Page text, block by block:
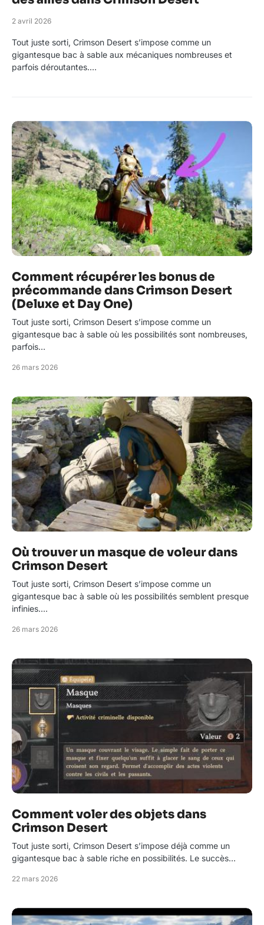
2 avril 2026
Tout juste sorti, Crimson Desert s’impose comme un
gigantesque bac à sable aux mécaniques nombreuses et
parfois déroutantes.…
Comment récupérer les bonus de
précommande dans Crimson Desert
(Deluxe et Day One)
Tout juste sorti, Crimson Desert s’impose comme un
gigantesque bac à sable où les possibilités sont nombreuses,
parfois…
26 mars 2026
Où trouver un masque de voleur dans
Crimson Desert
Tout juste sorti, Crimson Desert s’impose comme un
gigantesque bac à sable où les possibilités semblent presque
infinies.…
26 mars 2026
Comment voler des objets dans
Crimson Desert
Tout juste sorti, Crimson Desert s’impose déjà comme un
gigantesque bac à sable riche en possibilités. Le succès…
22 mars 2026